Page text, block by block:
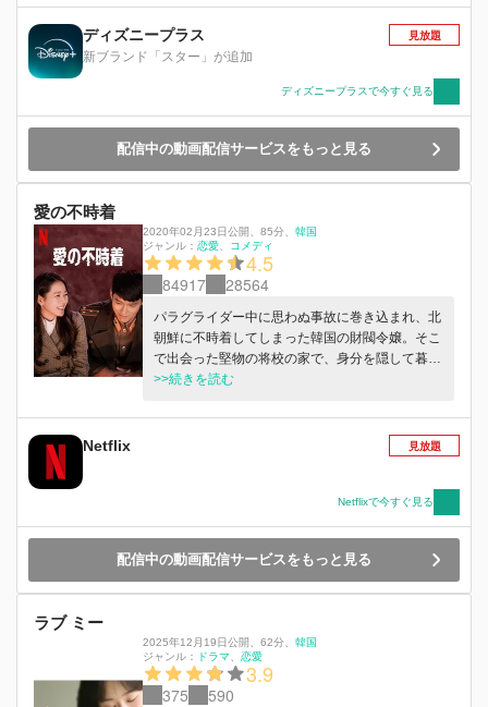
なる。しかしドンジンはなんと父親の愛人の息子
だったことを知る...。
ディズニープラス
新ブランド「スター」が追加
見放題
ディズニープラスで今すぐ見る
配信中の動画配信サービスをもっと見る
愛の不時着
2020年02月23日公開 85分
韓国
ジャンル： 恋愛 コメディ
4.5
84917 28564
パラグライダー中に思わぬ事故に巻き込まれ、北
朝鮮に不時着してしまった韓国の財閥令嬢。そこ
で出会った堅物の将校の家で、身分を隠して暮ら
すことになるが...。
>>続きを読む
Netflix 見放題
Netflixで今すぐ見る
配信中の動画配信サービスをもっと見る
ラブ ミー
2025年12月19日公開 62分
韓国
ジャンル：
ドラマ 恋愛
3.9
375 590